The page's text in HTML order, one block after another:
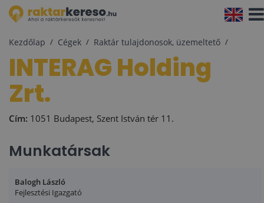
Kezdőlap Cégek Raktár tulajdonosok, üzemeltető
INTERAG Holding
Zrt.
Cím: 1051 Budapest, Szent István tér 11.
Munkatársak
Balogh László
Fejlesztési Igazgató